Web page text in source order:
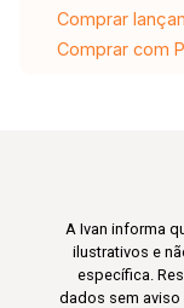
Comprar
Comprar com
A Ivan informa
ilustrativos e
específica.
dados sem aviso